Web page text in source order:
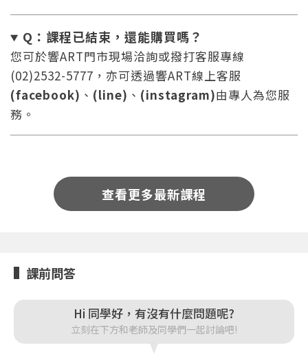
或
登入
忘記密碼
或
註冊
您將收到一封Email，請依照信件中的指示重新登
入。
系統偵測到您的帳號重複登入，
點擊下方「確定」將前一位使用者強制登出。
Q：課程已結束，還能購買嗎？
您可於響ART門市現場洽詢或撥打客服專線
(02)2532-5777，亦可透過響ART線上客服
(facebook) 、 (line) 、 (instagram)由專人為您服
務。
查看更多最新課程
課前問答
Hi 同學好，有沒有什麼問題呢?
立刻在下方和老師及同學們一起討論吧!